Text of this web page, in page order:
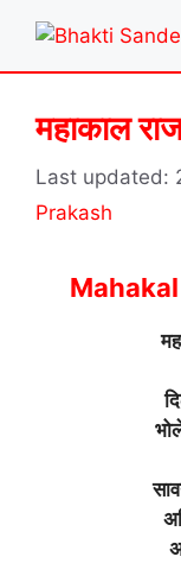
content
महाकाल
Prakash